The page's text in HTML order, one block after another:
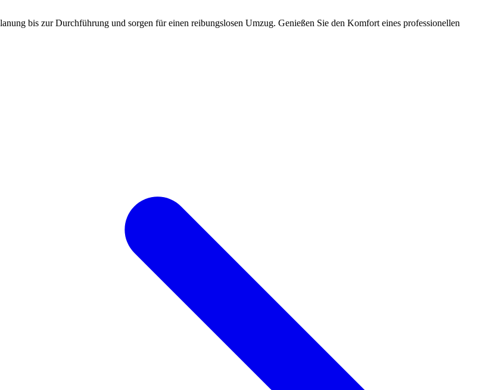
bis zur Durchführung und sorgen für einen reibungslosen Umzug. Genießen Sie den Komfort eines professionellen